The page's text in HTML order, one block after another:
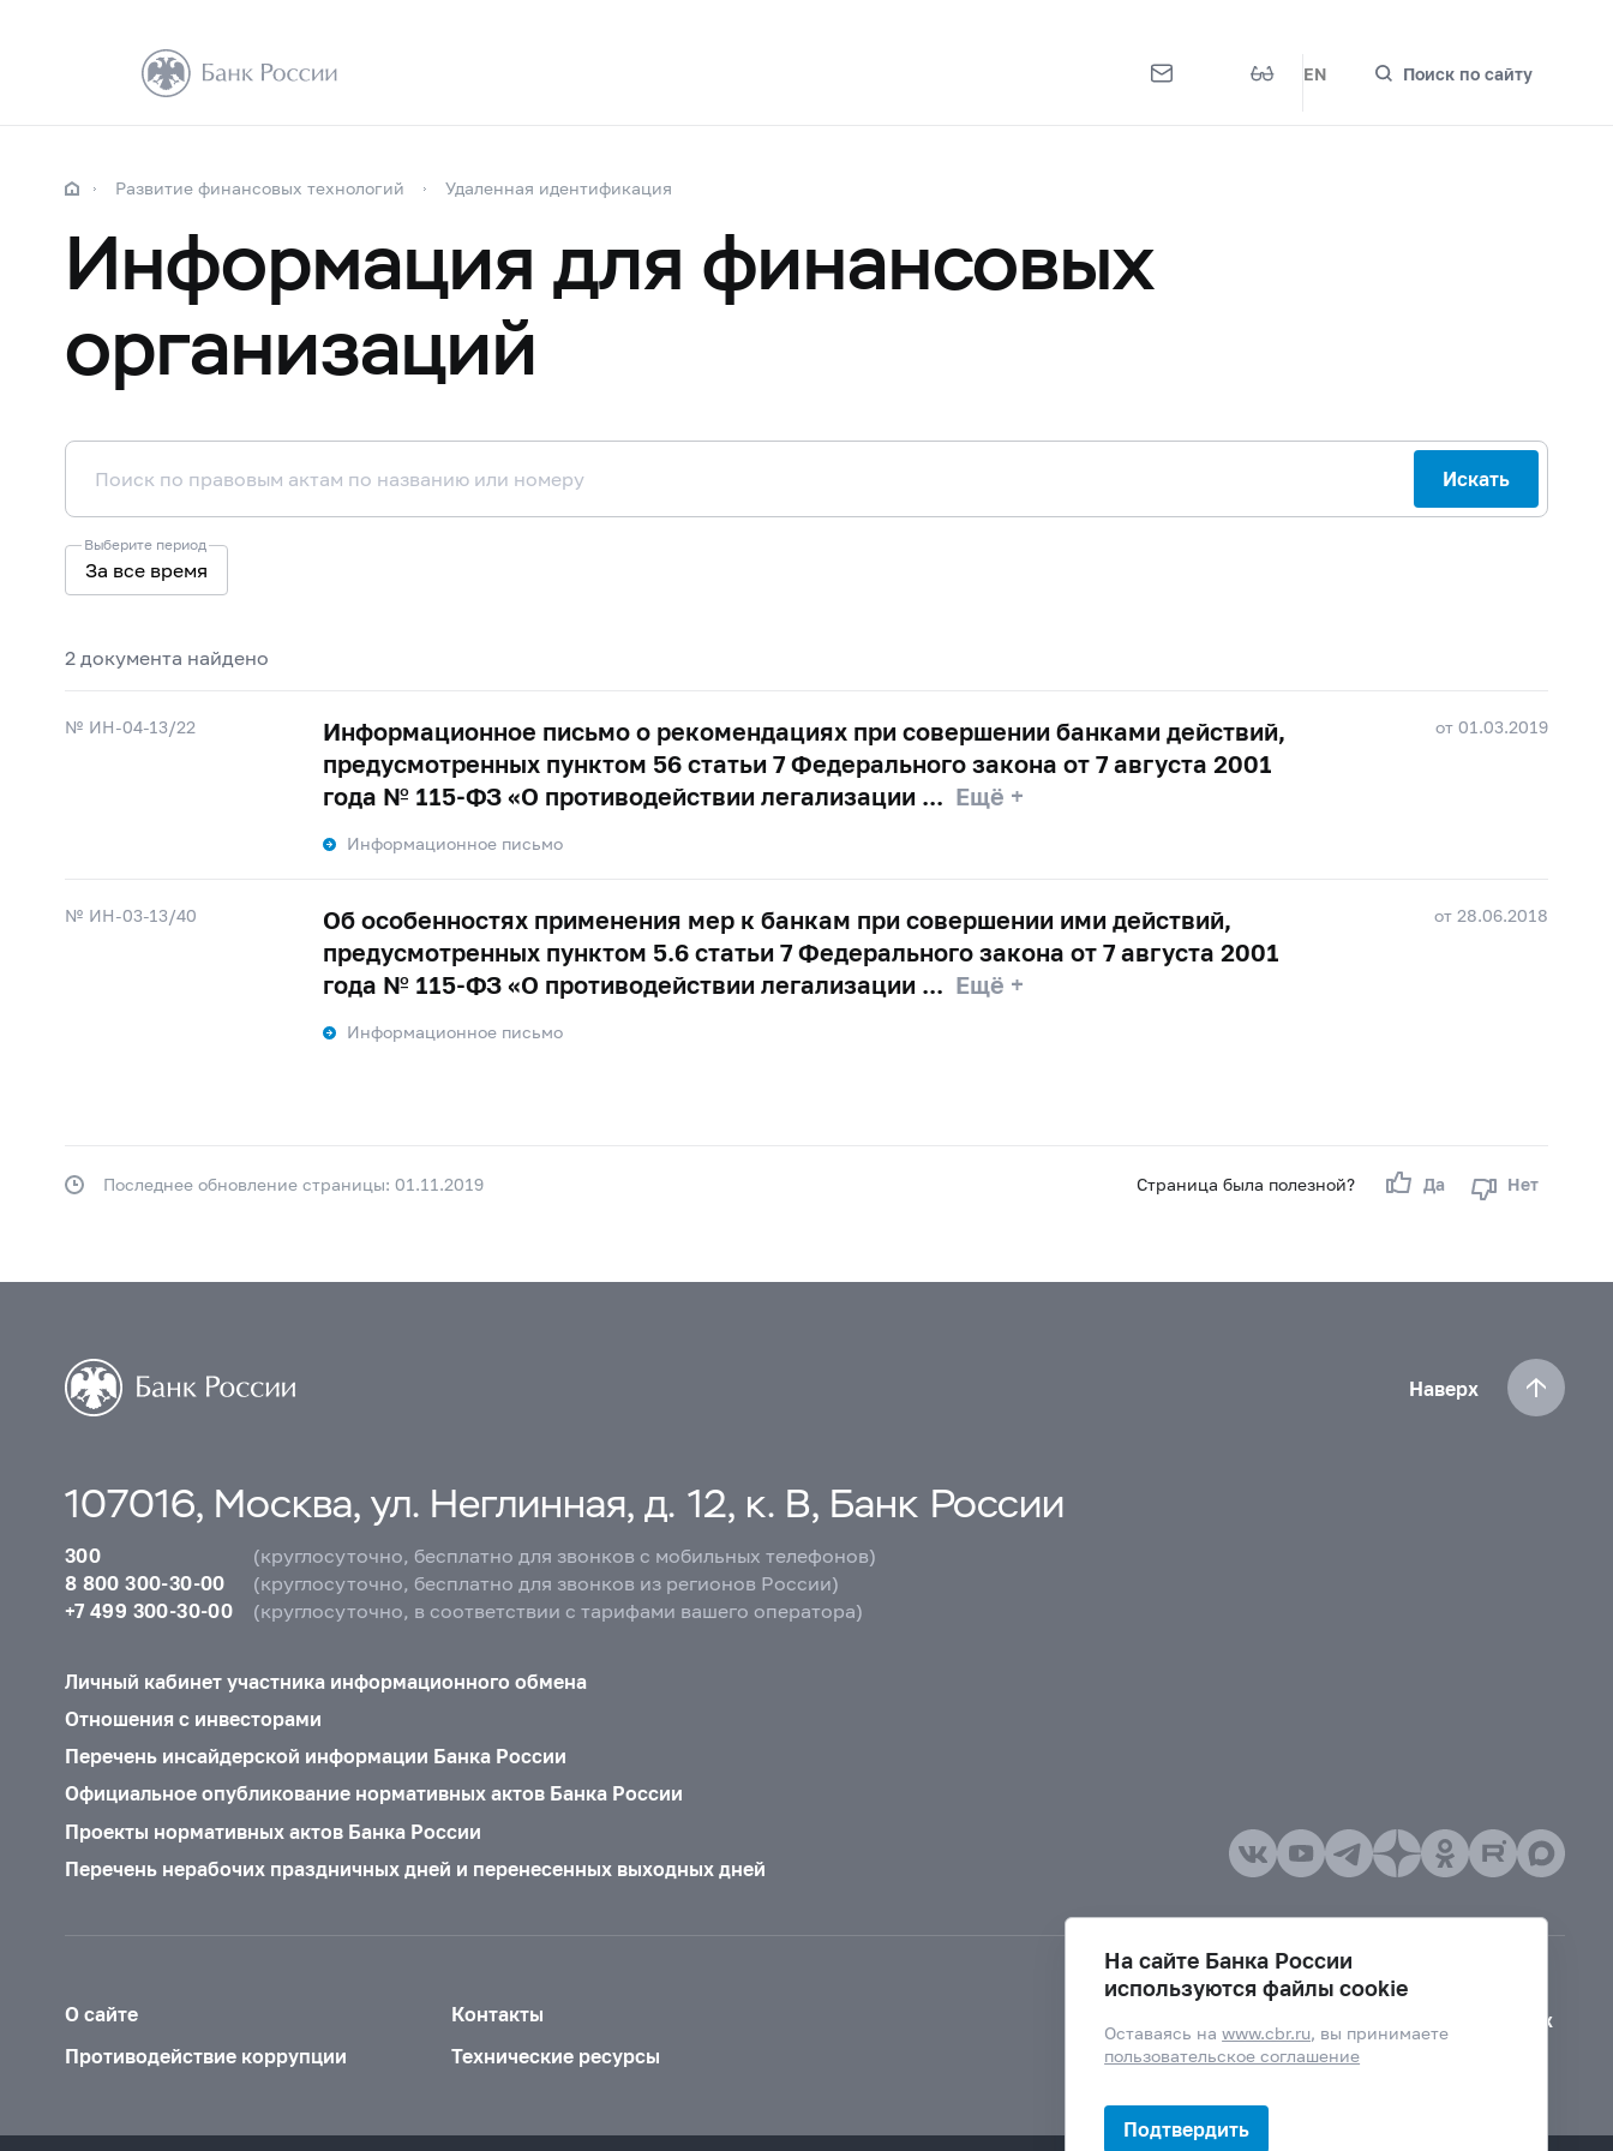
EN Поиск по сайту
Развитие финансовых технологий Удаленная идентификация
Информация для финансовых
организаций
Искать
Выберите период
За все время
2 документa найдено
№ ИН-04-13/22 от 01.03.2019
Информационное письмо о рекомендациях при совершении банками действий,
предусмотренных пунктом 56 статьи 7 Федерального закона от 7 августа 2001
года № 115-ФЗ«О противодействии легализации Ещё +
Информационное письмо
№ ИН-03-13/40 от 28.06.2018
Об особенностях применения мер к банкам при совершении ими действий,
предусмотренных пунктом 5.6 статьи 7 Федерального закона от 7 августа 2001
года № 115-ФЗ«О противодействии легализации Ещё +
Информационное письмо
Страница была полезной? Да Нет
Последнее обновление страницы: 01.11.2019
Наверх
107016, Москва, ул. Неглинная, д. 12, к. В, Банк России
300
(круглосуточно, бесплатно для звонков с мобильных телефонов)
8 800 300-30-00
(круглосуточно, бесплатно для звонков из регионов России)
+7 499 300-30-00
(круглосуточно, в соответствии с тарифами вашего оператора)
Личный кабинет участника информационного обмена
Отношения с инвесторами
Перечень инсайдерской информации Банка России
Официальное опубликование нормативных актов Банка России
Проекты нормативных актов Банка России
Перечень нерабочих праздничных дней и перенесенных выходных дней
О сайте
Контакты
Противодействие коррупции
Технические ресурсы
Версия для слабовидящих
На сайте Банка России
используются файлы cookie
Оставаясь наwww.cbr.ru, вы принимаете
пользовательское соглашение
Подтвердить